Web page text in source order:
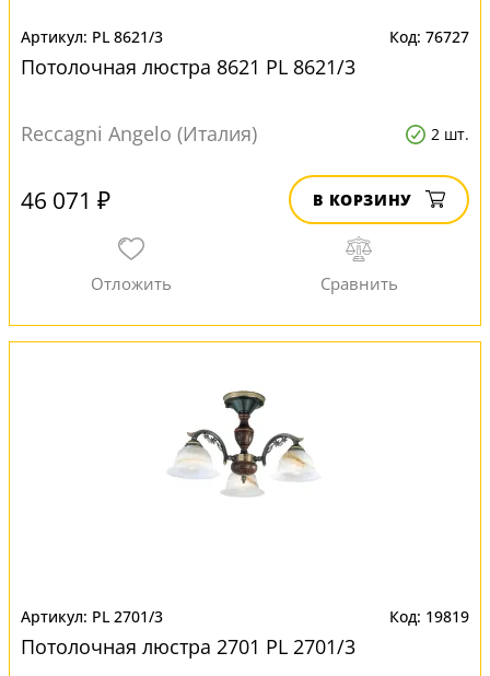
PL 8621/3 76727
Потолочная люстра 8621 PL 8621/3
Reccagni Angelo (Италия) 2 шт.
46 071 ₽ В КОРЗИНУ
PL 2701/3 19819
Потолочная люстра 2701 PL 2701/3